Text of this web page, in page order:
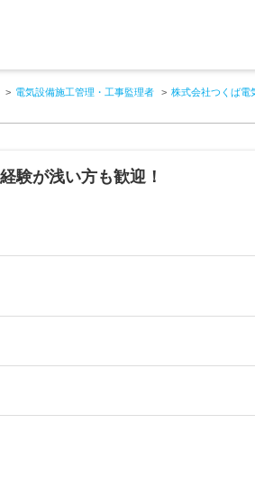
電気設備施工管理・工事監理者 株式会社つくば電
験が浅い方も歓迎！